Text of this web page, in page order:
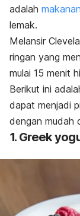
adalah
lemak.
Melansir
ringan yang
mulai 15 menit
Berikut ini
dapat menjadi
dengan mudah
1. Greek